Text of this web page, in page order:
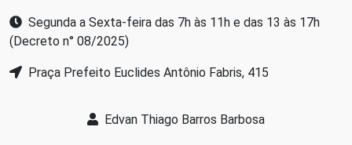
Segunda a Sexta-feira das 7h às 11h e das 13 às 17h
(Decreto n° 08/2025)
Praça Prefeito Euclides Antônio Fabris, 415
Edvan Thiago Barros Barbosa